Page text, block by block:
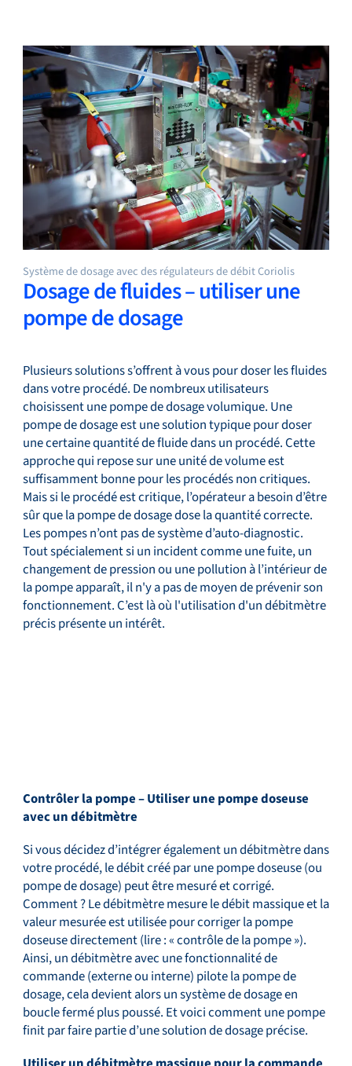
Système de dosage avec des régulateurs de débit Coriolis
Dosage de fluides – utiliser une
pompe de dosage
Plusieurs solutions s’offrent à vous pour doser les fluides
dans votre procédé. De nombreux utilisateurs
choisissent une pompe de dosage volumique. Une
pompe de dosage est une solution typique pour doser
une certaine quantité de fluide dans un procédé. Cette
approche qui repose sur une unité de volume est
suffisamment bonne pour les procédés non critiques.
Mais si le procédé est critique, l’opérateur a besoin d’être
sûr que la pompe de dosage dose la quantité correcte.
Les pompes n’ont pas de système d’auto-diagnostic.
Tout spécialement si un incident comme une fuite, un
changement de pression ou une pollution à l’intérieur de
la pompe apparaît, il n'y a pas de moyen de prévenir son
fonctionnement. C’est là où l'utilisation d'un débitmètre
précis présente un intérêt.
Contrôler la pompe – Utiliser une pompe doseuse
avec un débitmètre
Si vous décidez d’intégrer également un débitmètre dans
votre procédé, le débit créé par une pompe doseuse (ou
pompe de dosage) peut être mesuré et corrigé.
Comment ? Le débitmètre mesure le débit massique et la
valeur mesurée est utilisée pour corriger la pompe
doseuse directement (lire : « contrôle de la pompe »).
Ainsi, un débitmètre avec une fonctionnalité de
commande (externe ou interne) pilote la pompe de
dosage, cela devient alors un système de dosage en
boucle fermé plus poussé. Et voici comment une pompe
finit par faire partie d’une solution de dosage précise.